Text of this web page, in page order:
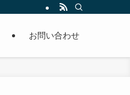
まとめています。
お問い合わせ